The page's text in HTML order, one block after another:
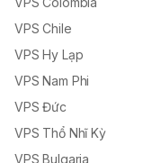
VPS Chile
VPS Hy Lạp
VPS Nam Phi
VPS Đức
VPS Thổ Nhĩ Kỳ
VPS Bulgaria